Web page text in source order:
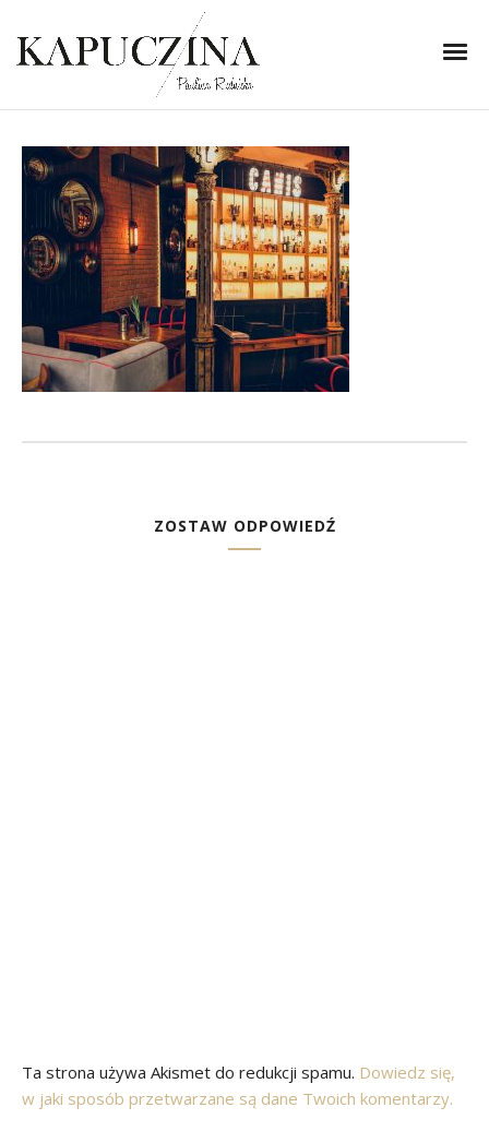
18 kwietnia 2022
restauracja canis gdansk
Written by
ZOSTAW ODPOWIEDŹ
Ta strona używa Akismet do redukcji spamu. Dowiedz się,
w jaki sposób przetwarzane są dane Twoich komentarzy.